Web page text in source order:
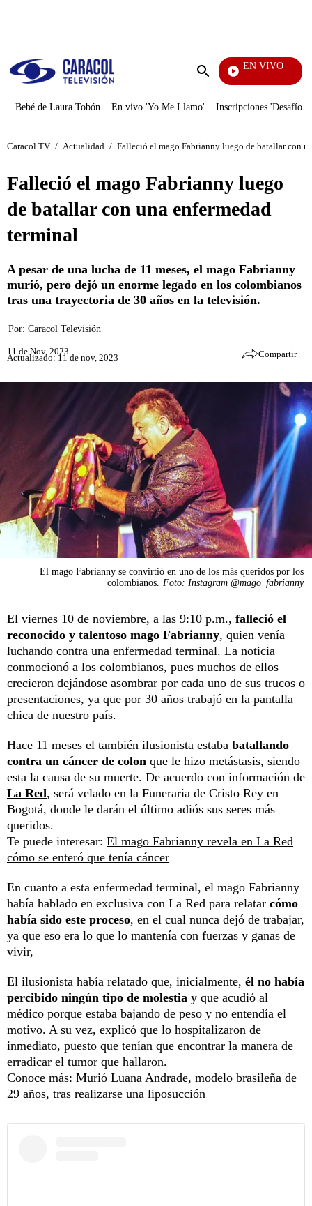
Enviar
EN VIVO
EFÉ
Bebé de Laura Tobón En vivo 'Yo Me Llamo' Inscripciones 'Desafío'
Caracol TV / Actualidad / Falleció el mago Fabrianny luego de batallar con
Falleció el mago Fabrianny luego
de batallar con una enfermedad
terminal
A pesar de una lucha de 11 meses, el mago Fabrianny
murió, pero dejó un enorme legado en los colombianos
tras una trayectoria de 30 años en la televisión.
Por: Caracol Televisión
11 de Nov, 2023
Actualizado: 11 de nov, 2023 Compartir
El mago Fabrianny se convirtió en uno de los más queridos por los
colombianos.
Foto: Instagram @mago_fabrianny
El viernes 10 de noviembre, a las 9:10 p.m., falleció el
reconocido y talentoso mago Fabrianny, quien venía
luchando contra una enfermedad terminal. La noticia
conmocionó a los colombianos, pues muchos de ellos
crecieron dejándose asombrar por cada uno de sus trucos o
presentaciones, ya que por 30 años trabajó en la pantalla
chica de nuestro país.
Hace 11 meses el también ilusionista estaba batallando
contra un cáncer de colon que le hizo metástasis, siendo
esta la causa de su muerte. De acuerdo con información de
La Red, será velado en la Funeraria de Cristo Rey en
Bogotá, donde le darán el último adiós sus seres más
queridos.
Te puede interesar: El mago Fabrianny revela en La Red
cómo se enteró que tenía cáncer
En cuanto a esta enfermedad terminal, el mago Fabrianny
había hablado en exclusiva con La Red para relatar cómo
había sido este proceso, en el cual nunca dejó de trabajar,
ya que eso era lo que lo mantenía con fuerzas y ganas de
vivir,
El ilusionista había relatado que, inicialmente, él no había
percibido ningún tipo de molestia y que acudió al
médico porque estaba bajando de peso y no entendía el
motivo. A su vez, explicó que lo hospitalizaron de
inmediato, puesto que tenían que encontrar la manera de
erradicar el tumor que hallaron.
Conoce más: Murió Luana Andrade, modelo brasileña de
29 años, tras realizarse una liposucción